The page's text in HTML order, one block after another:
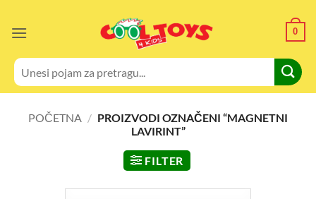
0
Pretraži:
POČETNA / PROIZVODI OZNAČENI “MAGNETNI
LAVIRINT”
FILTER